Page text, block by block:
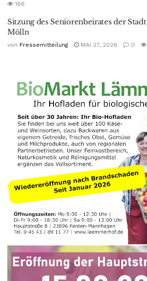
166
Sitzung des Seniorenbeirates der Stadt
Mölln
von Pressemitteilung MAI 27, 2026 0